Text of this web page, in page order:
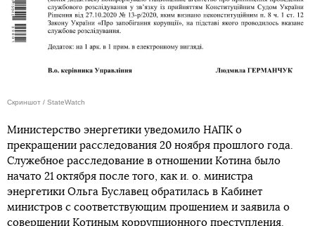
Скриншот / StateWatch
Министерство энергетики уведомило НАПК о
прекращении расследования 20 ноября прошлого года.
Служебное расследование в отношении Котина было
начато 21 октября после того, как и. о. министра
энергетики Ольга Буславец обратилась в Кабинет
министров с соответствующим прошением и заявила о
совершении Котиным коррупционного преступления.